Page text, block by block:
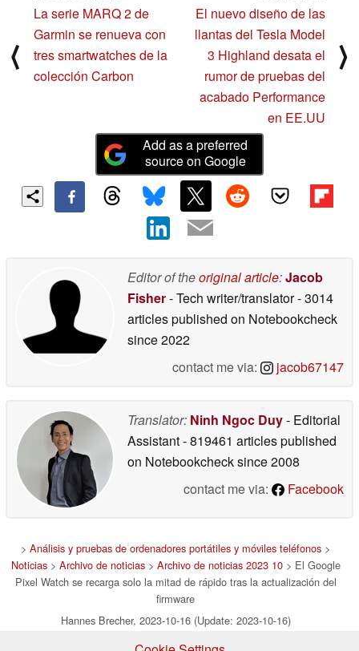
⟨
La serie MARQ 2 de
Garmin se renueva con
tres smartwatches de la
colección Carbon
El nuevo diseño de las
llantas del Tesla Model
3 Highland desata el
rumor de pruebas del
acabado Performance
en EE.UU
⟩
Add as a preferred
source on Google
Editor of theoriginal article:Jacob
Fisher- Tech writer/translator- 3014
articles published on Notebookcheck
since 2022
contact me via:
jacob67147
Translator: Ninh Ngoc Duy- Editorial
Assistant- 819461 articles published
on Notebookchecksince 2008
contact me via:
Facebook
> Análisis y pruebas de ordenadores portátiles y móviles teléfonos >
Noticias> Archivo de noticias> Archivo de noticias 2023 10> El Google
Pixel Watch se recarga solo la mitad de rápido tras la actualización del
firmware
Hannes Brecher, 2023-10-16 (Update: 2023-10-16)